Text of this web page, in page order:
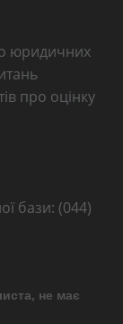
юридичних
про оцінку
бази: (044)
не має